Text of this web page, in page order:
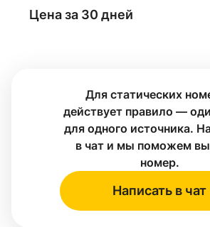
Цена за 30 дней
Для статических
действует правило —
для одного источника.
в чат и мы поможем
номер.
Написать в чат